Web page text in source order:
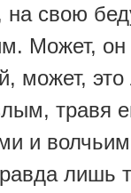
на свою
Может, он
может,
травя
и
лишь